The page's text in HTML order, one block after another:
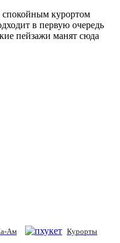
курортом
в первую очередь
пейзажи манят сюда
Ам
Курорты